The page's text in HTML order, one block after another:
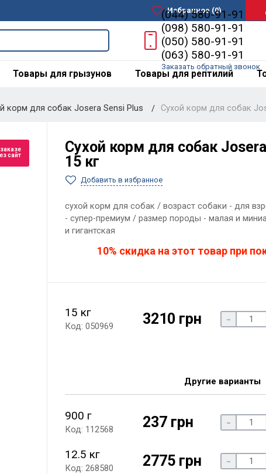
Избранное(0)
(044) 580-91-91
(098) 580-91-91
(050) 580-91-91
(063) 580-91-91
Заказать обратный звонок
Товары для грызунов Товары для рептилий
корм для собак Josera Sensi Plus Сухой корм для собак
сайт
Сухой корм для собак
15 кг
Добавить в избранное
сухой корм для собак / возраст собаки - для
- супер-премиум / размер породы - малая и
и гигантская
10% скидка на этот товар при
15 кг
Код: 050969 3210 грн -
Другие варианты
900 г
Код: 112568 237 грн -
12.5 кг
Код: 268580 2775 грн -